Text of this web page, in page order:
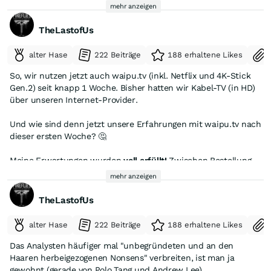
mehr anzeigen
TheLastofUs
alter Hase 222 Beiträge 188 erhaltene Likes
So, wir nutzen jetzt auch waipu.tv (inkl. Netflix und 4K-Stick
Gen.2) seit knapp 1 Woche. Bisher hatten wir Kabel-TV (in HD)
über unseren Internet-Provider.
Und wie sind denn jetzt unsere Erfahrungen mit waipu.tv nach
dieser ersten Woche? 🤔
Meine Erwartungen wurdenvoll erfüllt! Zwischen Bestellung
und Ankunft des Sticks lagen keine 2 Tage, wobei freenet hier
den Versand selbst durchführt.
Die Installation des 4K-Sticks (inkl. Fernbedienung) und die
Aktivierung der Abos hat keine 15 Minuten gedauert und
wurde Schritt für Schritt genau erklärt.
IPTV ist sooo viel besser als Kabel-TV! Alles lässt sich über das
Main-Menü von waipu ansteuern, die Fernbedienung kann
auch den kompletten Fernseher steuern, womit sie gleich
mehr anzeigen
TheLastofUs
alter Hase 222 Beiträge 188 erhaltene Likes
Das Analysten häufiger mal "unbegründeten und an den
Haaren herbeigezogenen Nonsens" verbreiten, ist man ja